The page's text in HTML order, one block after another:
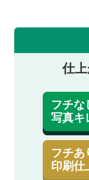
仕
フチな
写真キ
フチあ
印刷仕